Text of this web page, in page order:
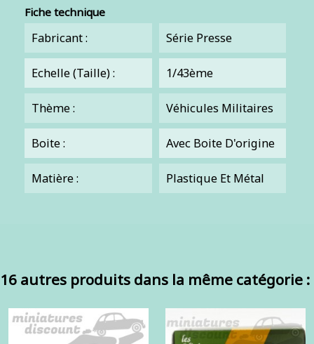
Fiche technique
Fabricant : Série Presse
Echelle (Taille) : 1/43ème
Thème : Véhicules Militaires
Boite : Avec Boite D'origine
Matière : Plastique Et Métal
16 autres produits dans la même catégorie :